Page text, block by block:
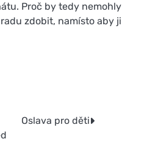
Proč by tedy nemohly
zdobit, namísto aby ji
Oslava pro děti